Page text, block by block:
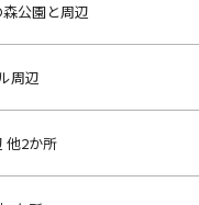
公園と周辺
周辺
他2か所